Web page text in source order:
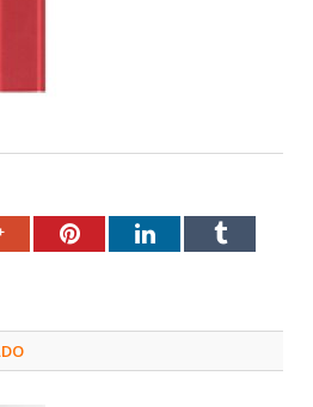
Google+PinterestLinkedInTumblr